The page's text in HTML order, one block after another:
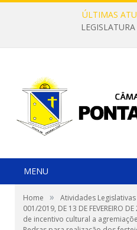
ÚLTIMAS
MENU
Home » Atividades Legislativas
001/2019, DE 13 DE FEVEREIRO
de incentivo cultural a